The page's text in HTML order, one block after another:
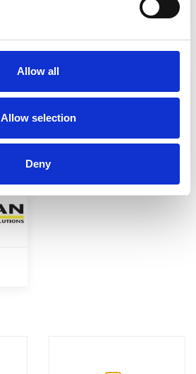
Allow all
Allow selection
Deny
Tubesca - Comabi
Wakü